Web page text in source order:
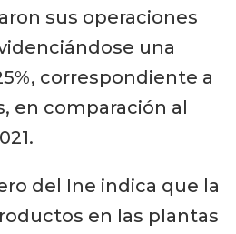
sus operaciones
una
correspondiente a
en comparación al
del Ine indica que la
en las plantas